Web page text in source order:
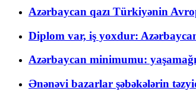
Azərbaycan qazı Türkiyənin
Diplom var, iş yoxdur:
Azərbaycan minimumu:
Ənənəvi bazarlar şəbəkələrin